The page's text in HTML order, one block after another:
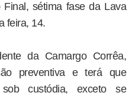
sétima fase da Lava
feira, 14.
da Camargo Corrêa,
preventiva e terá que
custódia, exceto se